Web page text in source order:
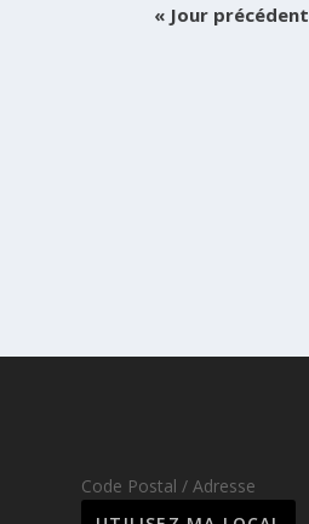
« Jour précédent
Code Postal / Adresse